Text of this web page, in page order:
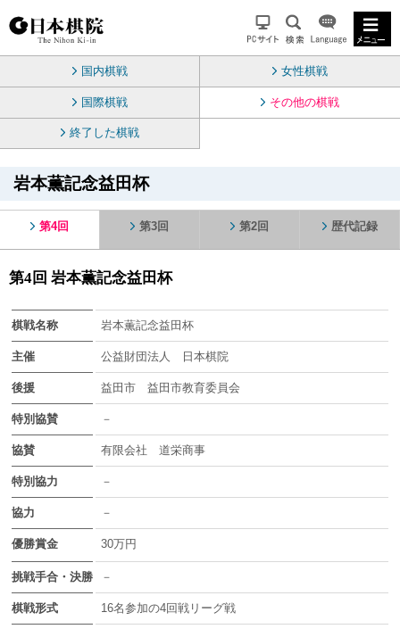
国内棋戦 女性棋戦
国際棋戦 その他の棋戦
終了した棋戦
岩本薫記念益田杯
第4回 第3回 第2回 歴代記録
第4回 岩本薫記念益田杯
棋戦名称 岩本薫記念益田杯
主催 公益財団法人 日本棋院
後援 益田市 益田市教育委員会
特別協賛 －
協賛 有限会社 道栄商事
特別協力 －
協力 －
優勝賞金 30万円
挑戦手合・決勝 －
棋戦形式 16名参加の4回戦リーグ戦